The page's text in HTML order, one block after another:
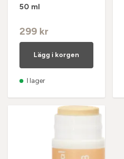
50 ml
299 kr
Lägg i korgen
I lager